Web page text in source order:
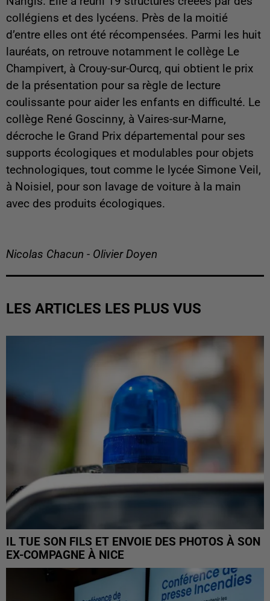
collégiens et des lycéens. Près de la moitié
d’entre elles ont été récompensées. Parmi les huit
lauréats, on retrouve notamment le collège Le
Champivert, à Crouy-sur-Ourcq, qui obtient le prix
de la présentation pour sa règle de lecture
coulissante pour aider les enfants en difficulté. Le
collège René Goscinny, à Vaires-sur-Marne,
décroche le Grand Prix départemental pour ses
supports écologiques et modulables pour objets
technologiques, tout comme le lycée Simone Veil,
à Noisiel, pour son lavage de voiture à la main
avec des produits écologiques.
Nicolas Chacun - Olivier Doyen
LES ARTICLES LES PLUS VUS
IL TUE SON FILS ET ENVOIE DES PHOTOS À SON
EX-COMPAGNE À NICE